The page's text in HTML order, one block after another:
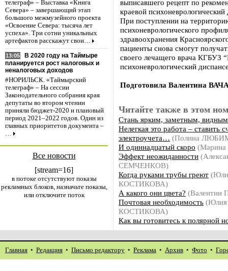
телеграф» – Выставка «Книга
Севера» – завершающий этап
большого межмузейного проекта
«Освоение Севера: тысяча лет
успеха». Три сотни уникальных
артефактов расскажут свои…
13:05
В 2020 году на Таймыре
планируется рост налоговых и
неналоговых доходов
#НОРИЛЬСК. «Таймырский
телеграф» – На сессии
Законодательного собрания края
депутаты во втором чтении
приняли бюджет-2020 и плановый
период 2021–2022 годов. Один из
главных приоритетов документа –
…
Все новости
[stream=16]
в потоке отсутствуют показы
рекламных блоков, назначьте показы,
или отключите поток
выписавшего рецепт по
краевой
При поступлении на
психоневрологического
здравоохранения
пациенты снова смогут
своего лечащего врача КГБУЗ
психоневрологический
Подготовила Валентина
Читайте также в этом
Стань ярким, заметным,
Нелегкая это работа – ставить
электроучета… (Полина
И одиннадцатый скоро
Эффект неожиданности
СЕМЧЕНКОВ)
Когда руками трубы греют
КОСТИКОВА)
А какого они цвета? (Валентин
Почтовая необходимость (Юлия
КОСТИКОВА)
Как вы готовитесь к полярной
Главная • Редакция • Письмо редактору • Реклама • Архив • Фото •